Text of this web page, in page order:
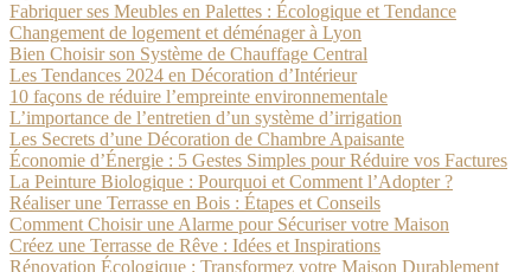
Fabriquer ses Meubles en Palettes : Écologique et Tendance
Changement de logement et déménager à Lyon
Bien Choisir son Système de Chauffage Central
Les Tendances 2024 en Décoration d’Intérieur
10 façons de réduire l’empreinte environnementale
L’importance de l’entretien d’un système d’irrigation
Les Secrets d’une Décoration de Chambre Apaisante
Économie d’Énergie : 5 Gestes Simples pour Réduire vos Factures
La Peinture Biologique : Pourquoi et Comment l’Adopter ?
Réaliser une Terrasse en Bois : Étapes et Conseils
Comment Choisir une Alarme pour Sécuriser votre Maison
Créez une Terrasse de Rêve : Idées et Inspirations
Rénovation Écologique : Transformez votre Maison Durablement